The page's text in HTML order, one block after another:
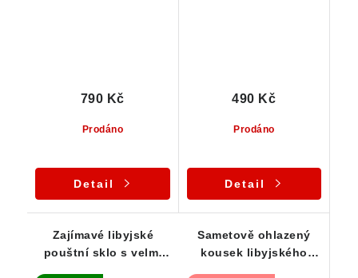
Prodáno
790 Kč
Detail
Prodáno
490 Kč
Detail
Zajímavé libyjské
pouštní sklo s velmi
Sametově ohlazený
kousek libyjského